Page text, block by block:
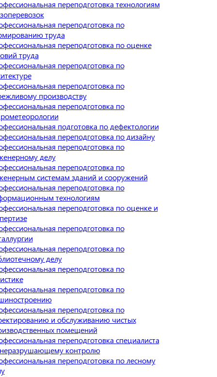
переподготовка технологиям
переподготовка по
труда
переподготовка по оценке
труда
переподготовка по
переподготовка по
производству
переподготовка по
подготовка по дефектологии
переподготовка по дизайну
переподготовка по
делу
переподготовка по
системам зданий и сооружений
переподготовка по
технологиям
переподготовка по оценке и
переподготовка по
переподготовка по
делу
переподготовка по
переподготовка по
переподготовка по
и обслуживанию чистых
помещений
переподготовка специалиста
контролю
переподготовка по лесному